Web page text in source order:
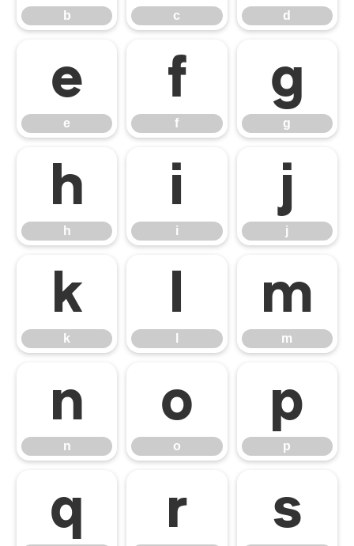
b c d
e
e
f
f
g
g
h
h
i
i
j
j
k
k
l m
m
n
n
o
o
p
p
q r s